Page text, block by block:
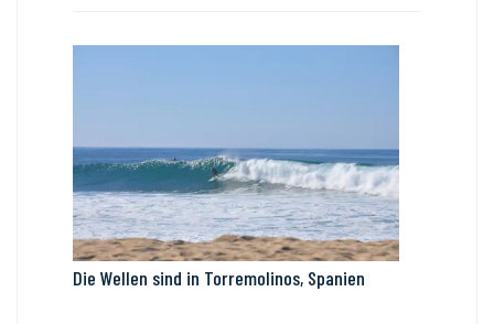
Die Wellen sind in Torremolinos, Spanien